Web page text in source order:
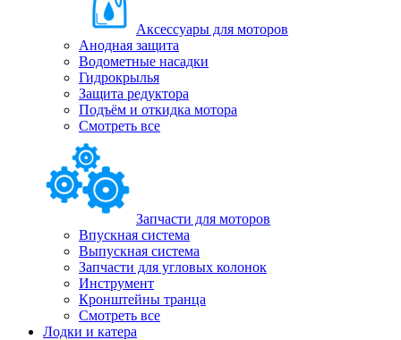
Аксессуары для моторов
Анодная защита
Водометные насадки
Гидрокрылья
Защита редуктора
Подъём и откидка мотора
Смотреть все
Запчасти для моторов
Впускная система
Выпускная система
Запчасти для угловых колонок
Инструмент
Кронштейны транца
Смотреть все
Лодки и катера